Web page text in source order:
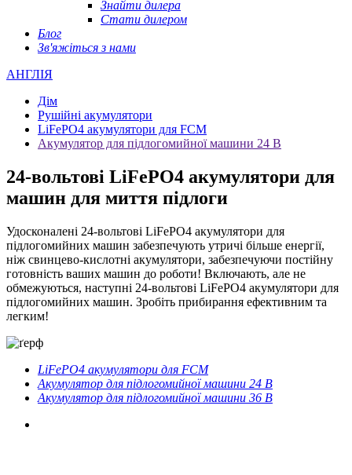
Знайти дилера
Стати дилером
Блог
Зв'яжіться з нами
АНГЛІЯ
Дім
Рушійні акумулятори
LiFePO4 акумулятори для FCM
Акумулятор для підлогомийної машини 24 В
24-вольтові LiFePO4 акумулятори для
машин для миття підлоги
Удосконалені 24-вольтові LiFePO4 акумулятори для
підлогомийних машин забезпечують утричі більше енергії,
ніж свинцево-кислотні акумулятори, забезпечуючи постійну
готовність ваших машин до роботи! Включають, але не
обмежуються, наступні 24-вольтові LiFePO4 акумулятори для
підлогомийних машин. Зробіть прибирання ефективним та
легким!
LiFePO4 акумулятори для FCM
Акумулятор для підлогомийної машини 24 В
Акумулятор для підлогомийної машини 36 В